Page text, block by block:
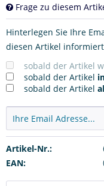
Frage zu diesem
Hinterlegen Sie Ihre
diesen Artikel
sobald der Artikel
sobald der Artikel
sobald der Artikel
Artikel-Nr.:
EAN: